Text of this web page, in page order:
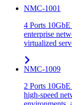
NMC-1001
4 Ports
enterprise
virtualized
NMC-1009
2 Ports
high-speed